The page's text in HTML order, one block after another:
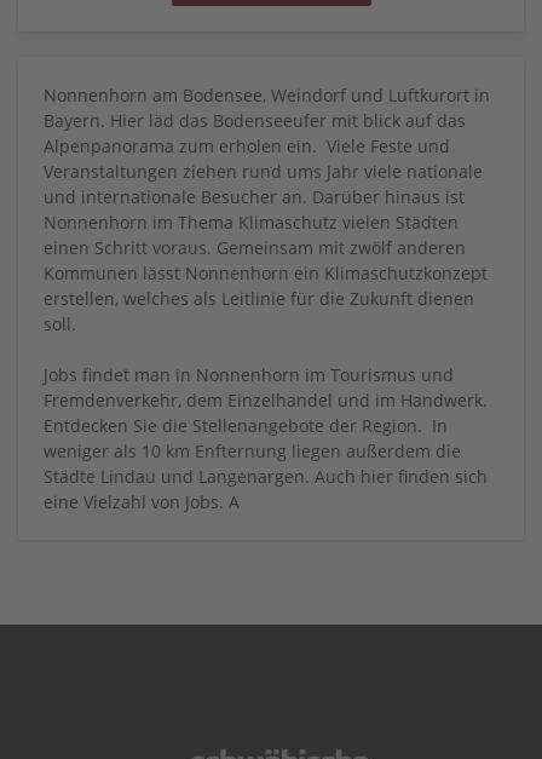
Nonnenhorn am Bodensee, Weindorf und Luftkurort in
Bayern. Hier läd das Bodenseeufer mit blick auf das
Alpenpanorama zum erholen ein. Viele Feste und
Veranstaltungen ziehen rund ums Jahr viele nationale
und internationale Besucher an. Darüber hinaus ist
Nonnenhorn im Thema Klimaschutz vielen Städten
einen Schritt voraus. Gemeinsam mit zwölf anderen
Kommunen lässt Nonnenhorn ein Klimaschutzkonzept
erstellen, welches als Leitlinie für die Zukunft dienen
soll.
Jobs findet man in Nonnenhorn im Tourismus und
Fremdenverkehr, dem Einzelhandel und im Handwerk.
Entdecken Sie die Stellenangebote der Region. In
weniger als 10 km Enfternung liegen außerdem die
Städte Lindau und Langenargen. Auch hier finden sich
eine Vielzahl von Jobs. A